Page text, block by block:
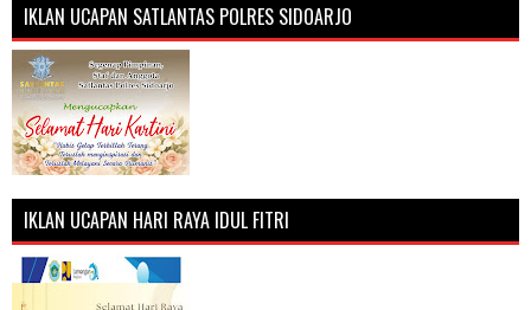
IKLAN UCAPAN SATLANTAS POLRES SIDOARJO
IKLAN UCAPAN HARI RAYA IDUL FITRI